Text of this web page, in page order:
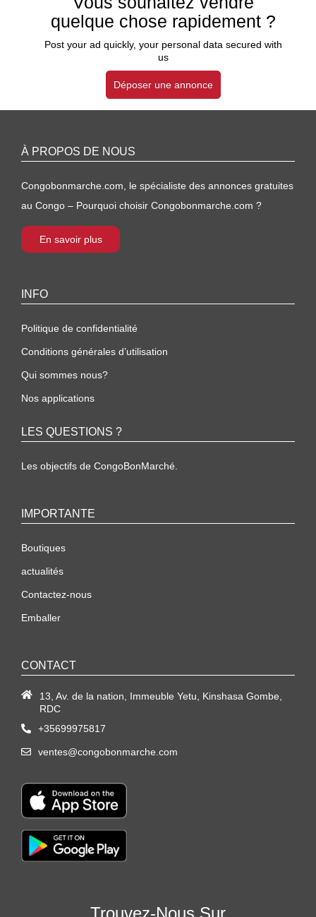
quelque chose rapidement ?
Post your ad quickly, your personal data secured with
us
Déposer une annonce
À PROPOS DE NOUS
Congobonmarche.com, le spécialiste des annonces gratuites
au Congo – Pourquoi choisir Congobonmarche.com ?
En savoir plus
INFO
Politique de confidentialité
Conditions générales d’utilisation
Qui sommes nous?
Nos applications
LES QUESTIONS ?
Les objectifs de CongoBonMarché.
IMPORTANTE
Boutiques
actualités
Contactez-nous
Emballer
CONTACT
13, Av. de la nation, Immeuble Yetu, Kinshasa Gombe,
RDC
+35699975817
ventes@congobonmarche.com
Trouvez-Nous Sur